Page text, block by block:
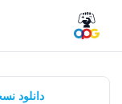
بازی‌ها